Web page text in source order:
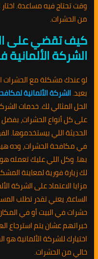
وقت تحتاج فيه مساعدة.
من الحشرات.
كيف تقضي على
الشركة الألمانية
لو عندك مشكلة مع الحشرات
بعيد.الشركة الألمانية
الحل المثالي لك. خدمات
على كل أنواع الحشرات، بفضل
الحديثة اللي بيستخدموها.
في مكافحة الحشرات، وده
بها. وكل اللي عليك تعمله
لك زيارة فورية لمعاينة
مزايا الاعتماد على الشركة
الساعة، يعني تقدر تطلب
حشرات في البيت أو في
خبراتهم عشان يتم استرجاع
اختيارك للشركة الألمانية
خالي من الحشرات.